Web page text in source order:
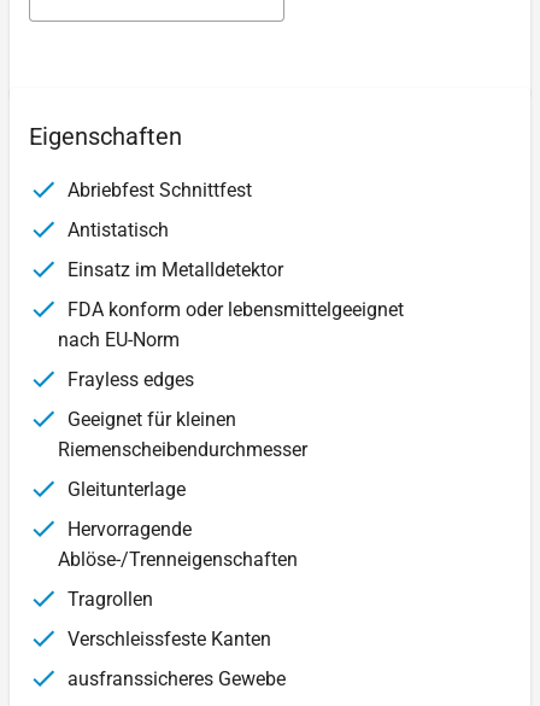
Eigenschaften
Abriebfest Schnittfest
Antistatisch
Einsatz im Metalldetektor
FDA konform oder lebensmittelgeeignet
nach EU-Norm
Frayless edges
Geeignet für kleinen
Riemenscheibendurchmesser
Gleitunterlage
Hervorragende
Ablöse-/Trenneigenschaften
Tragrollen
Verschleissfeste Kanten
ausfranssicheres Gewebe